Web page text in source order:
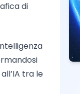
di
tra le